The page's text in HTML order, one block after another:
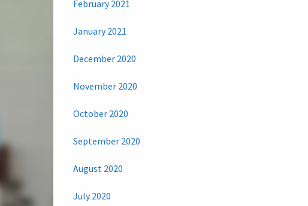
February 2021
January 2021
December 2020
November 2020
October 2020
September 2020
August 2020
July 2020